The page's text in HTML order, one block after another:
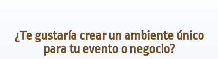
¿Te gustaría crear un ambiente único
para tu evento o negocio?